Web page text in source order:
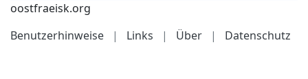
oostfraeisk.org
Benutzerhinweise
| Links | Über | Datenschutz